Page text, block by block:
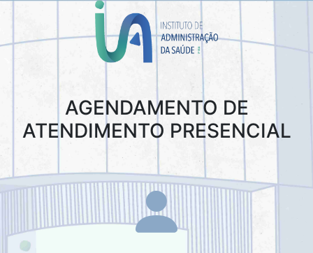
AGENDAMENTO DE
ATENDIMENTO PRESENCIAL